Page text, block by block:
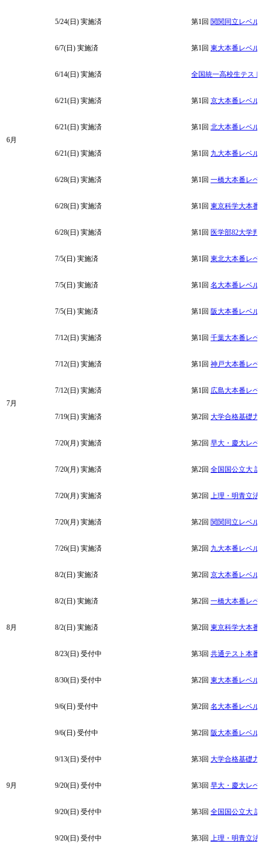
5/24(日) 実施済 第1回 関関同立レベル
6月
6/7(日) 実施済 第1回 東大本番レベル
6/14(日) 実施済 全国統一高校生テスト
6/21(日) 実施済 第1回 京大本番レベル
6/21(日) 実施済 第1回 北大本番レベル
6/21(日) 実施済 第1回 九大本番レベル
6/28(日) 実施済 第1回 一橋大本番レベ
6/28(日) 実施済 第1回 東京科学大本番
6/28(日) 実施済 第1回 医学部82大学
7月
7/5(日) 実施済 第1回 東北大本番レベ
7/5(日) 実施済 第1回 名大本番レベル
7/5(日) 実施済 第1回 阪大本番レベル
7/12(日) 実施済 第1回 千葉大本番レベ
7/12(日) 実施済 第1回 神戸大本番レベ
7/12(日) 実施済 第1回 広島大本番レベ
7/19(日) 実施済 第2回 大学合格基礎力
7/20(月) 実施済 第2回 早大・慶大レベ
7/20(月) 実施済 第2回 全国国公立大
7/20(月) 実施済 第2回 上理・明青立法
7/20(月) 実施済 第2回 関関同立レベル
7/26(日) 実施済 第2回 九大本番レベル
8月
8/2(日) 実施済 第2回 京大本番レベル
8/2(日) 実施済 第2回 一橋大本番レベ
8/2(日) 実施済 第2回 東京科学大本番
8/23(日) 受付中 第3回 共通テスト本番
8/30(日) 受付中 第2回 東大本番レベル
9月
9/6(日) 受付中 第2回 名大本番レベル
9/6(日) 受付中 第2回 阪大本番レベル
9/13(日) 受付中 第3回 大学合格基礎力
9/20(日) 受付中 第3回 早大・慶大レベ
9/20(日) 受付中 第3回 全国国公立大
9/20(日) 受付中 第3回 上理・明青立法